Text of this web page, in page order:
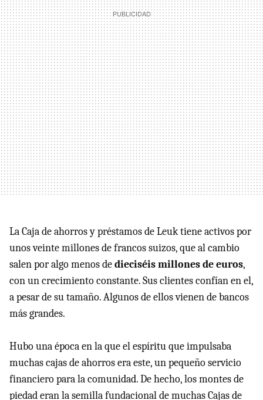
La Caja de ahorros y préstamos de Leuk tiene activos por
unos veinte millones de francos suizos, que al cambio
salen por algo menos dedieciséis millones de euros,
con un crecimiento constante. Sus clientes confían en el,
a pesar de su tamaño. Algunos de ellos vienen de bancos
más grandes.
Hubo una época en la que el espíritu que impulsaba
muchas cajas de ahorros era este, un pequeño servicio
financiero para la comunidad. De hecho, los montes de
piedad eran la semilla fundacional de muchas Cajas de